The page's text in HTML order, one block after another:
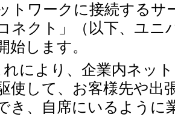
トワークに接続する
ネクト」（以下、ユニ
始します。
れにより、企業内ネッ
使して、お客様先や出
き、自席にいるように